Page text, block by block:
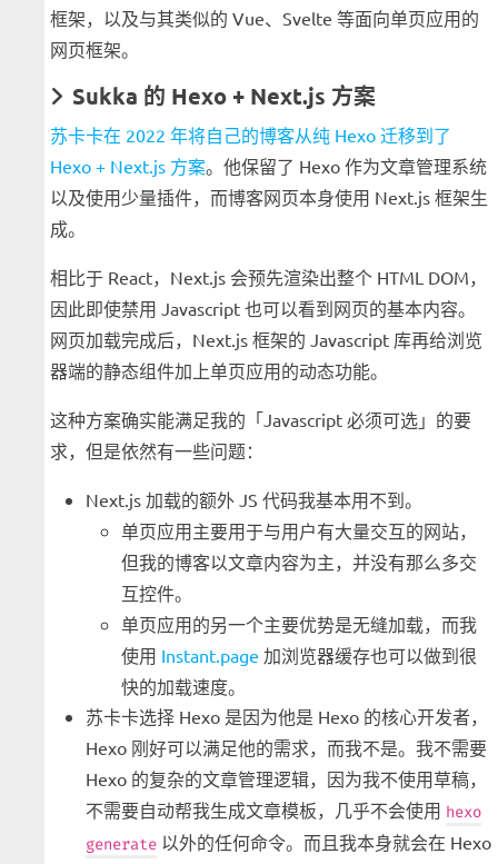
框架，以及与其类似的 Vue、Svelte 等面向单页应用的
网页框架。
Sukka 的 Hexo + Next.js 方案
苏卡卡在 2022 年将自己的博客从纯 Hexo 迁移到了
Hexo + Next.js 方案。他保留了 Hexo 作为文章管理系统
以及使用少量插件，而博客网页本身使用 Next.js 框架生
成。
相比于 React，Next.js 会预先渲染出整个 HTML DOM，
因此即使禁用 Javascript 也可以看到网页的基本内容。
网页加载完成后，Next.js 框架的 Javascript 库再给浏览
器端的静态组件加上单页应用的动态功能。
这种方案确实能满足我的「Javascript 必须可选」的要
求，但是依然有一些问题：
Next.js 加载的额外 JS 代码我基本用不到。
单页应用主要用于与用户有大量交互的网站，
但我的博客以文章内容为主，并没有那么多交
互控件。
单页应用的另一个主要优势是无缝加载，而我
使用 Instant.page 加浏览器缓存也可以做到很
快的加载速度。
苏卡卡选择 Hexo 是因为他是 Hexo 的核心开发者，
Hexo 刚好可以满足他的需求，而我不是。我不需要
Hexo 的复杂的文章管理逻辑，因为我不使用草稿，
不需要自动帮我生成文章模板，几乎不会使用 hexo
generate 以外的任何命令。而且我本身就会在 Hexo